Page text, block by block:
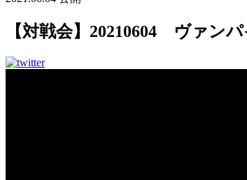
【対戦会】20210604 ヴァン